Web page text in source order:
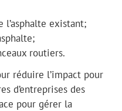
l’asphalte existant;
routiers.
réduire l’impact pour
d’entreprises des
pour gérer la